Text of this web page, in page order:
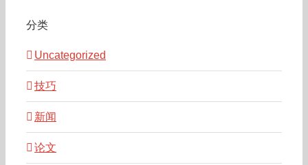
分类
Uncategorized
技巧
新闻
论文